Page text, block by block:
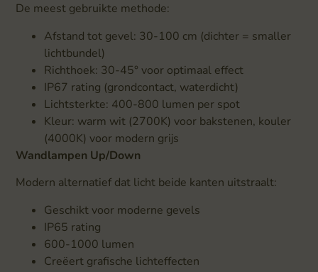
De meest gebruikte methode:
Afstand tot gevel: 30-100 cm (dichter = smaller
lichtbundel)
Richthoek: 30-45° voor optimaal effect
IP67 rating (grondcontact, waterdicht)
Lichtsterkte: 400-800 lumen per spot
Kleur: warm wit (2700K) voor bakstenen, kouler
(4000K) voor modern grijs
Wandlampen Up/Down
Modern alternatief dat licht beide kanten uitstraalt:
Geschikt voor moderne gevels
IP65 rating
600-1000 lumen
Creëert grafische lichteffecten